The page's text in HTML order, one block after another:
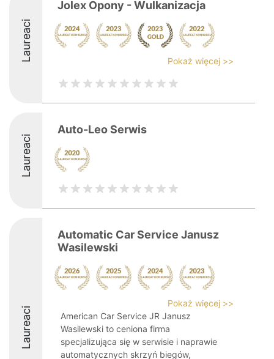
Laureaci
Jolex Opony - Wulkanizacja
Pokaż więcej >>
Laureaci
Auto-Leo Serwis
Laureaci
Automatic Car Service Janusz
Wasilewski
Pokaż więcej >>
American Car Service JR Janusz
Wasilewski to ceniona firma
specjalizująca się w serwisie i naprawie
automatycznych skrzyń biegów,